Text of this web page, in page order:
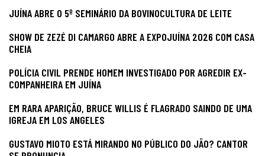
JUÍNA ABRE O 5º SEMINÁRIO DA BOVINOCULTURA DE LEITE
SHOW DE ZEZÉ DI CAMARGO ABRE A EXPOJUÍNA 2026 COM CASA
CHEIA
POLÍCIA CIVIL PRENDE HOMEM INVESTIGADO POR AGREDIR EX-
COMPANHEIRA EM JUÍNA
EM RARA APARIÇÃO, BRUCE WILLIS É FLAGRADO SAINDO DE UMA
IGREJA EM LOS ANGELES
GUSTAVO MIOTO ESTÁ MIRANDO NO PÚBLICO DO JÃO? CANTOR